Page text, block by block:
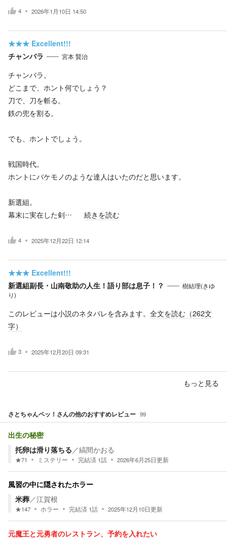
4 2026年1月10日 14:50
★★★ Excellent!!!
チャンバラ
宮本 賢治
チャンバラ。
どこまで、ホント何でしょう？
刀で、刀を斬る。
鉄の兜を割る。
でも、ホントでしょう。
戦国時代。
ホントにバケモノのような達人はいたのだと思います。
新選組。
幕末に実在した剣…
続きを読む
4 2025年12月22日 12:14
★★★ Excellent!!!
新選組副長・山南敬助の人生！語り部は息子！？
樹結理(きゆ
り)
このレビューは小説のネタバレを含みます。 全文を読む（262文
字）
3 2025年12月20日 09:31
もっと見る
さとちゃんペッ！ さんの他のおすすめレビュー 99
出生の秘密
托卵は滑り落ちる ／縞間かおる
★71 ミステリー 完結済 1話 2026年6月25日更新
風習の中に隠されたホラー
米葬／江賀根
★147 ホラー 完結済 1話 2025年12月10日更新
元魔王と元勇者のレストラン、予約を入れたい